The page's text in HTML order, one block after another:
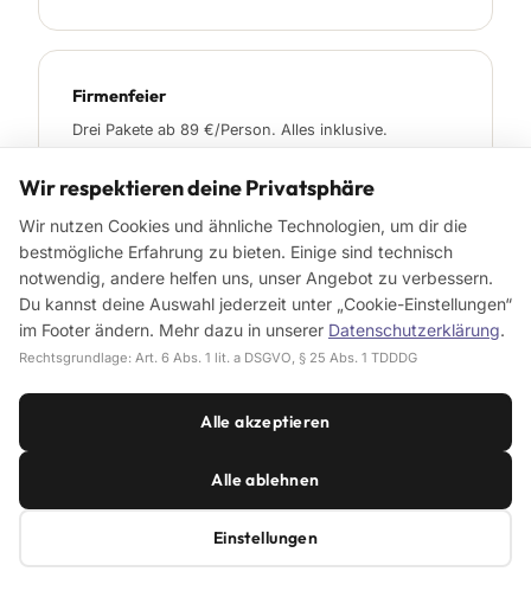
Firmenfeier
Drei Pakete ab 89 €/Person. Alles inklusive.
Sommerfest
Bis 500 Gäste draußen. BBQ-Pakete verfügbar.
Industriecharme trifft Lichterglanz. Indoor bis 80
Wir respektieren deine Privatsphäre
Wir nutzen Cookies und ähnliche Technologien, um dir die
bestmögliche Erfahrung zu bieten. Einige sind technisch
notwendig, andere helfen uns, unser Angebot zu verbessern.
Du kannst deine Auswahl jederzeit unter „Cookie-Einstellungen“
im Footer ändern. Mehr dazu in unserer Datenschutzerklärung.
Rechtsgrundlage: Art. 6 Abs. 1 lit. a DSGVO, § 25 Abs. 1 TDDDG
Alle akzeptieren
Alle ablehnen
Einstellungen